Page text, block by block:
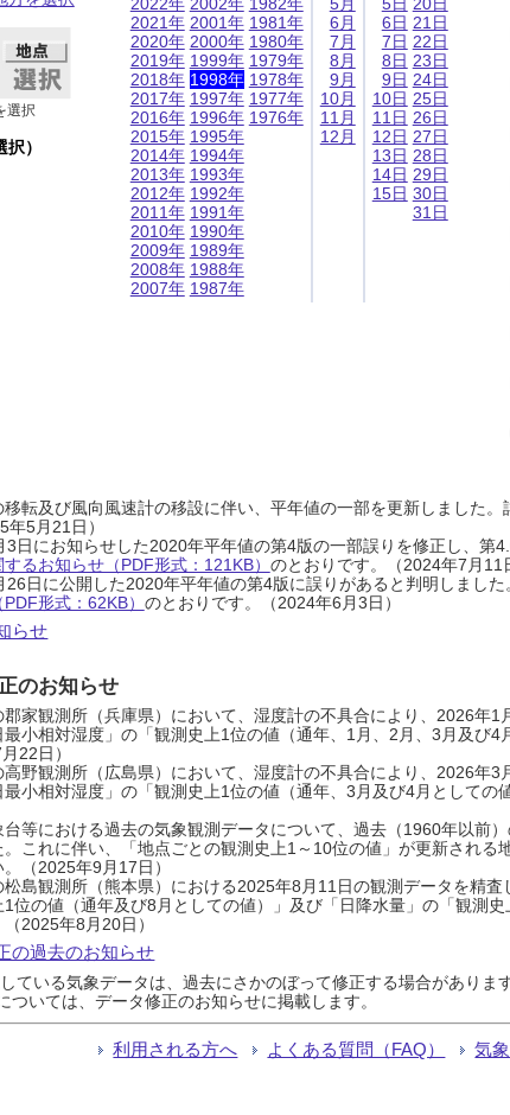
選択
択）
2021年
2020年
2019年
2018年
2017年
2016年
2015年
2014年
2013年
2012年
2011年
2010年
2009年
2008年
2007年
2001年
2000年
1999年
1998年
1997年
1996年
1995年
1994年
1993年
1992年
1991年
1990年
1989年
1988年
1987年
1981年
1980年
1979年
1978年
1977年
1976年
6月
7月
8月
9月
10月
11月
12月
6日
7日
8日
9日
10日
11日
12日
13日
14日
15日
21日
22日
23日
24日
25日
26日
27日
28日
29日
30日
31日
転及び風向風速計の移設に伴い、平年値の一部を更新しました。
年5月21日）
3日にお知らせした2020年平年値の第4版の一部誤りを修正し、
るお知らせ（PDF形式：121KB） のとおりです。（2024年7月11
26日に公開した2020年平年値の第4版に誤りがあると判明しまし
形式：62KB） のとおりです。（2024年6月3日）
らせ
のお知らせ
郡家観測所（兵庫県）において、湿度計の不具合により、2026年
小相対湿度」の「観測史上1位の値（通年、1月、2月、3月及び4
22日）
高野観測所（広島県）において、湿度計の不具合により、2026年
最小相対湿度」の「観測史上1位の値（通年、3月及び4月として
台等における過去の気象観測データについて、過去（1960年以前
これに伴い、「地点ごとの観測史上1～10位の値」が更新される
（2025年9月17日）
松島観測所（熊本県）における2025年8月11日の観測データを精
1位の値（通年及び8月としての値）」及び「日降水量」の「観測
2025年8月20日）
の過去のお知らせ
ている気象データは、過去にさかのぼって修正する場合があり
ついては、データ修正のお知らせに掲載します。
利用される方へ よくある質問（FAQ） 気